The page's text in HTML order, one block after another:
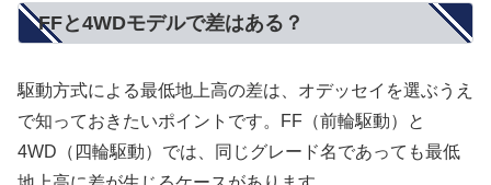
FFと4WDモデルで差はある？
駆動方式による最低地上高の差は、オデッセイを選ぶうえ
で知っておきたいポイントです。FF（前輪駆動）と
4WD（四輪駆動）では、同じグレード名であっても最低